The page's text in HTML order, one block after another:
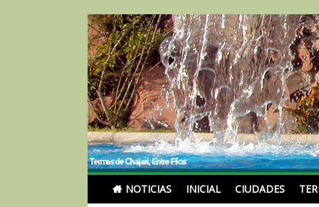
to
content
Noticias
NOTICIAS INICIAL CIUDADES